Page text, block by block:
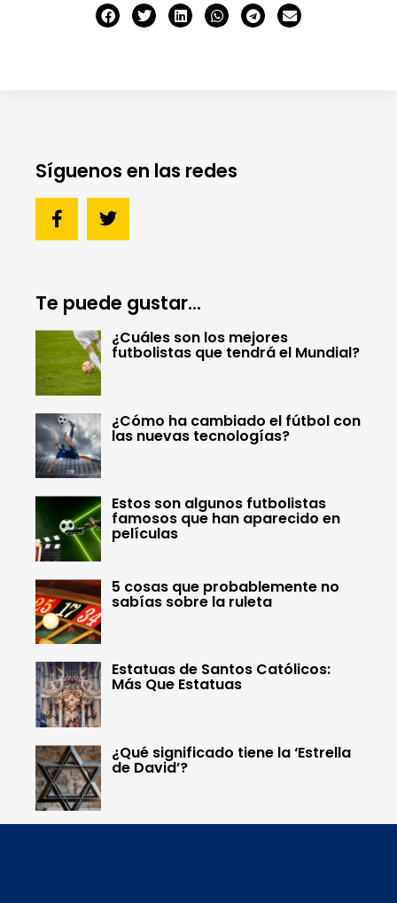
Síguenos en las redes
Te puede gustar...
¿Cuáles son los mejores
futbolistas que tendrá el Mundial?
¿Cómo ha cambiado el fútbol con
las nuevas tecnologías?
Estos son algunos futbolistas
famosos que han aparecido en
películas
5 cosas que probablemente no
sabías sobre la ruleta
Estatuas de Santos Católicos:
Más Que Estatuas
¿Qué significado tiene la ‘Estrella
de David’?